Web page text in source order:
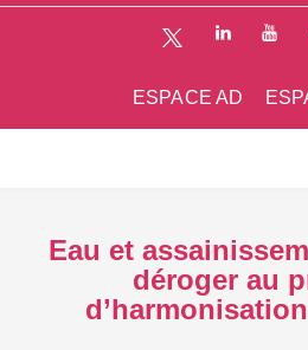
ESPACE AD
Eau et
déroger au